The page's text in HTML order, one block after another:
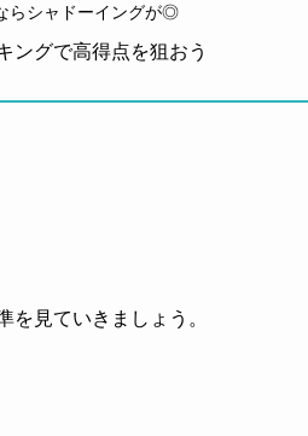
らシャドーイングが◎
ングで高得点を狙おう
見ていきましょう。